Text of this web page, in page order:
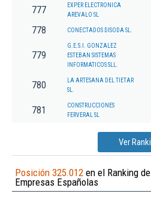
777
EXPER ELECTRONICA
AREVALO SL
778 CONECTADOS DISODA SL.
779
G.E.S.I. GONZALEZ
ESTEBAN SISTEMAS
INFORMATICOS SLL.
780
LA ARTESANA DEL TIETAR
SL.
781
CONSTRUCCIONES
FERVERAL SL
Ver
Posición 325.012 en el Ranking de
Empresas Españolas